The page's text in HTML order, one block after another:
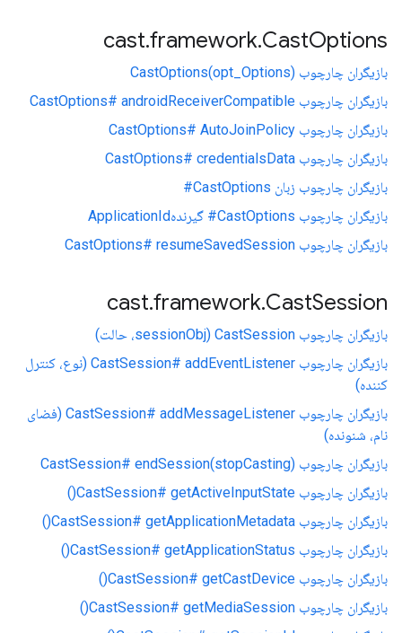
cast.framework.CastOptions
بازیگران چارچوب CastOptions(opt_Options)
بازیگران چارچوب CastOptions# androidReceiverCompatible
بازیگران چارچوب CastOptions# AutoJoinPolicy
بازیگران چارچوب CastOptions# credentialsData
بازیگران چارچوب زبان CastOptions#
بازیگران چارچوب CastOptions# گیرندهApplicationId
بازیگران چارچوب CastOptions# resumeSavedSession
cast.framework.CastSession
بازیگران چارچوب CastSession (sessionObj، حالت)
بازیگران چارچوب CastSession# addEventListener (نوع، کنترل
کننده)
بازیگران چارچوب CastSession# addMessageListener (فضای
نام، شنونده)
بازیگران چارچوب CastSession# endSession(stopCasting)
بازیگران چارچوب CastSession# getActiveInputState()
بازیگران چارچوب CastSession# getApplicationMetadata()
بازیگران چارچوب CastSession# getApplicationStatus()
بازیگران چارچوب CastSession# getCastDevice()
بازیگران چارچوب CastSession# getMediaSession()